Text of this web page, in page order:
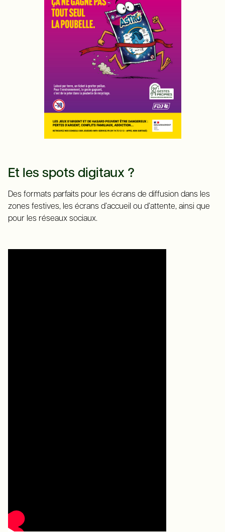
Et les spots digitaux ?
Des formats parfaits pour les écrans de diffusion dans les
zones festives, les écrans d’accueil ou d’attente, ainsi que
pour les réseaux sociaux.